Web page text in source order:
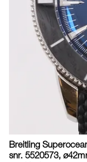
Breitling
snr. 5520573,